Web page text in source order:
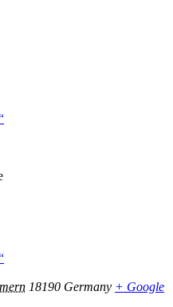
18190 Germany + Google